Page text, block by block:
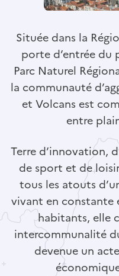
Située dans la
porte d’entrée du
Parc Naturel
la communauté
et Volcans est
entre
Terre d’innovation,
de sport et de
tous les atouts
vivant en constante
habitants, elle
intercommunalité
devenue un